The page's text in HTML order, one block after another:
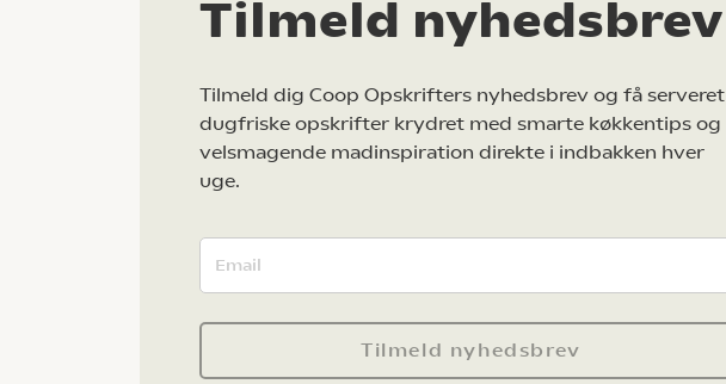
Tilmeld nyhedsbrev
Tilmeld dig Coop Opskrifters nyhedsbrev og få serveret
dugfriske opskrifter krydret med smarte køkkentips og
velsmagende madinspiration direkte i indbakken hver
uge.
Tilmeld nyhedsbrev